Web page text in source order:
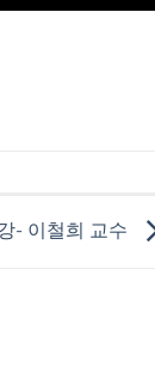
- 이철희 교수